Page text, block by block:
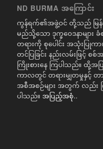
ND BURMA အကြောင်း
ကွန်ရက်၏အဖွဲ့ဝင် တို့သည် မြန်မ
မည်သို့သော ဒုက္ခဝေဒနာများ
တရားကို စုပေါင်း အသုံးပြု
တင်ပြခြင်း နည်းလမ်းဖြင့် စ
ကြိုးစားနေ ကြပါသည်။ ထို့အပ
ကာလတွင် တရားမျှတမှုနှင့် တ
အစီအစဉ်များ အတွက် လည်း က
ပါသည်။ အပြည့်အစုံ..